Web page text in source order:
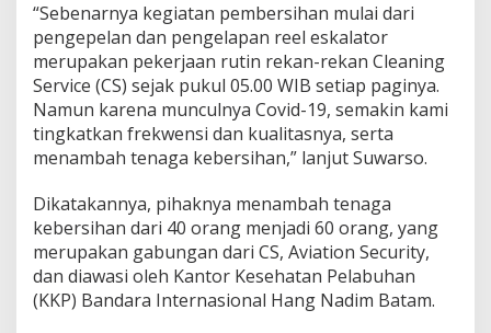
L
a
k
u
k
a
n
D
i
i
n
f
e
k
t
“Sebenarnya kegiatan pembersihan mulai dari
pengepelan dan pengelapan reel eskalator
merupakan pekerjaan rutin rekan-rekan Cleaning
Service (CS) sejak pukul 05.00 WIB setiap paginya.
Namun karena munculnya Covid-19, semakin kami
tingkatkan frekwensi dan kualitasnya, serta
menambah tenaga kebersihan,” lanjut Suwarso.
Dikatakannya, pihaknya menambah tenaga
kebersihan dari 40 orang menjadi 60 orang, yang
merupakan gabungan dari CS, Aviation Security,
dan diawasi oleh Kantor Kesehatan Pelabuhan
(KKP) Bandara Internasional Hang Nadim Batam.